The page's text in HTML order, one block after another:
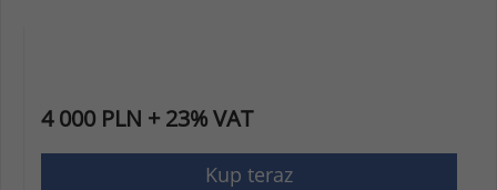
4 000 PLN + 23% VAT
Kup teraz